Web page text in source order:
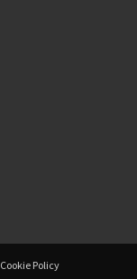
Cookie Policy